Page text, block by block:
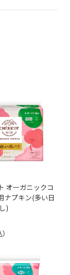
オーガニックコ
ナプキン(多い日
)